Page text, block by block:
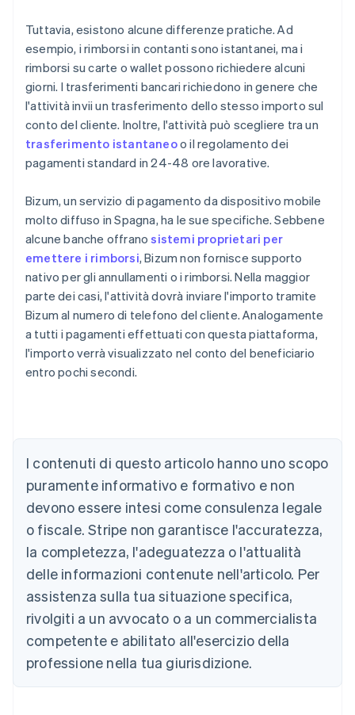
Tuttavia, esistono alcune differenze pratiche. Ad
esempio, i rimborsi in contanti sono istantanei, ma i
rimborsi su carte o wallet possono richiedere alcuni
giorni. I trasferimenti bancari richiedono in genere che
l'attività invii un trasferimento dello stesso importo sul
conto del cliente. Inoltre, l'attività può scegliere tra un
trasferimento istantaneoo il regolamento dei
pagamenti standard in 24-48 ore lavorative.
Bizum, un servizio di pagamento da dispositivo mobile
molto diffuso in Spagna, ha le sue specifiche. Sebbene
alcune banche offranosistemi proprietari per
emettere i rimborsi, Bizum non fornisce supporto
nativo per gli annullamenti o i rimborsi. Nella maggior
parte dei casi, l'attività dovrà inviare l'importo tramite
Bizum al numero di telefono del cliente. Analogamente
a tutti i pagamenti effettuati con questa piattaforma,
l'importo verrà visualizzato nel conto del beneficiario
entro pochi secondi.
I contenuti di questo articolo hanno uno scopo
puramente informativo e formativo e non
devono essere intesi come consulenza legale
o fiscale. Stripe non garantisce l'accuratezza,
la completezza, l'adeguatezza o l'attualità
delle informazioni contenute nell'articolo. Per
assistenza sulla tua situazione specifica,
rivolgiti a un avvocato o a un commercialista
competente e abilitato all'esercizio della
professione nella tua giurisdizione.
NederlandsFrançaisDeutschEnglish
Brasile
Bulgaria
English
Canada
English Français
Cina continentale
简体中文English
English
Croazia
English
Danimarca
English